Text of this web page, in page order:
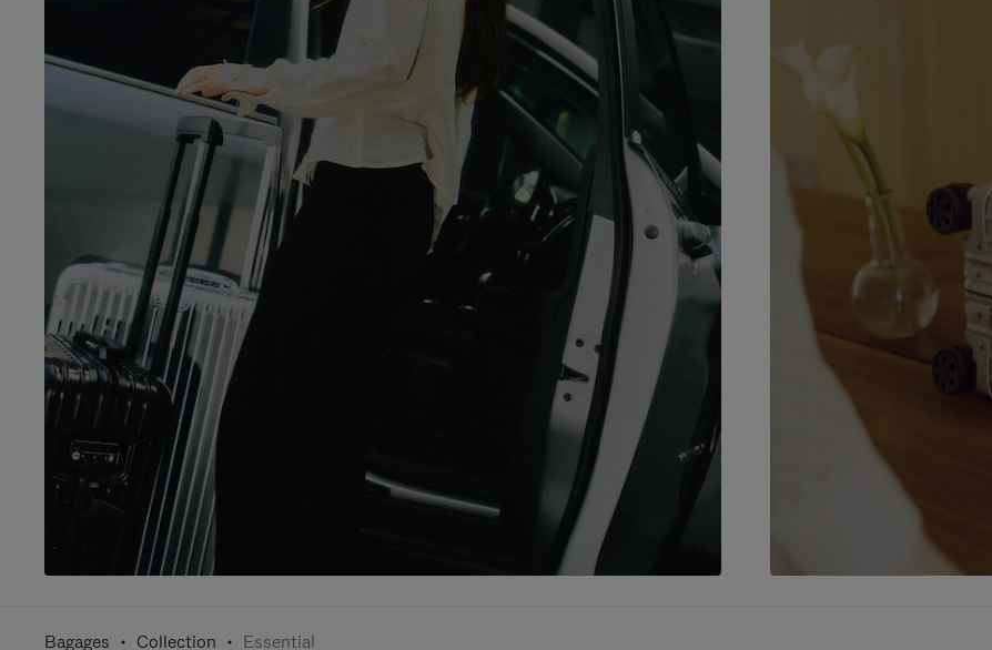
Bagages Collection Essential